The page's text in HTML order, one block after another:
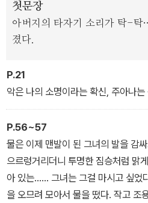
번역하면서 빛에 피폭되었다고 말한
의 특별한 매력을 정확히 표현한 것이
모더니즘 문학보다 더욱 강렬하고 과
의식의 흐름을 극한까지 끌어올린 작
고, 리스펙토르의 비유는 우리가 알
돌시킨다. 마치 화려한 원색으로 가득
하리만치 빠르게 빠져드는 듯하다. 작
공 주아나는 이 기이한 환상과 현실
어난다. ‘리스펙토르 문학’이라는 전
의 탄생을 선언한 것이다.
첫문장
아버지의 타자기 소리가 탁-
졌다.
P.21
악은 나의 소명이라는 확신, 주아나는
P.56~57
물은 이제 맨발이 된 그녀의 발을 감
으르렁거리더니 투명한 짐승처럼 맑
아 있는…… 그녀는 그걸 마시고 싶었
을 오므려 모아서 물을 떴다. 작고 조